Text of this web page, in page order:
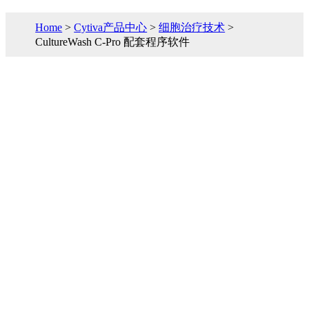
Home >Cytiva产品中心 >细胞治疗技术 >
CultureWash C-Pro 配套程序软件